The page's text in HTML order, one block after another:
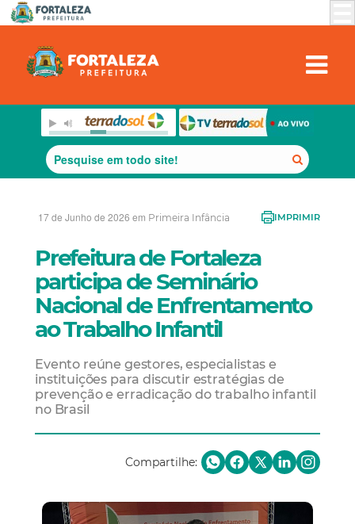
17 de Junho de 2026 em Primeira Infância IMPRIMIR
Prefeitura de Fortaleza
participa de Seminário
Nacional de Enfrentamento
ao Trabalho Infantil
Evento reúne gestores, especialistas e
instituições para discutir estratégias de
prevenção e erradicação do trabalho infantil
no Brasil
Compartilhe: